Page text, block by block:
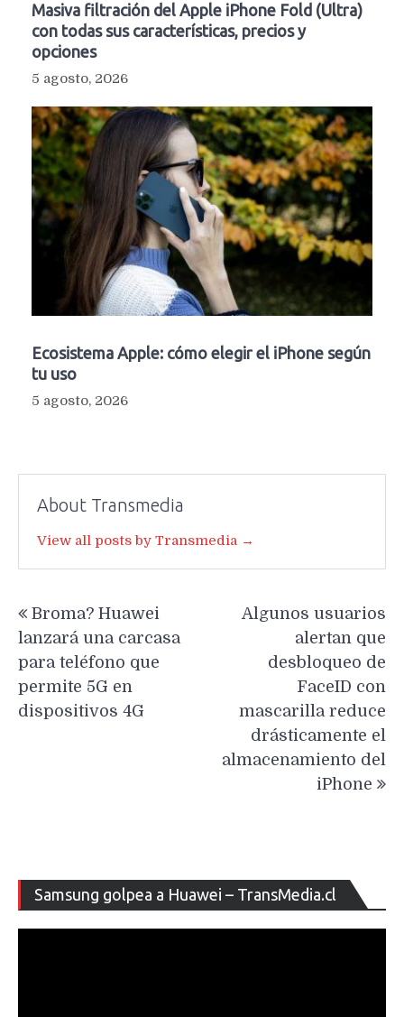
Masiva filtración del Apple iPhone Fold (Ultra)
con todas sus características, precios y
opciones
5 agosto, 2026
Ecosistema Apple: cómo elegir el iPhone según
tu uso
5 agosto, 2026
About Transmedia
View all posts by Transmedia →
de
entradas
Broma? Huawei
lanzará una carcasa
para teléfono que
permite 5G en
dispositivos 4G
Algunos usuarios
alertan que
desbloqueo de
FaceID con
mascarilla reduce
drásticamente el
almacenamiento del
iPhone
Samsung golpea a Huawei – TransMedia.cl
de